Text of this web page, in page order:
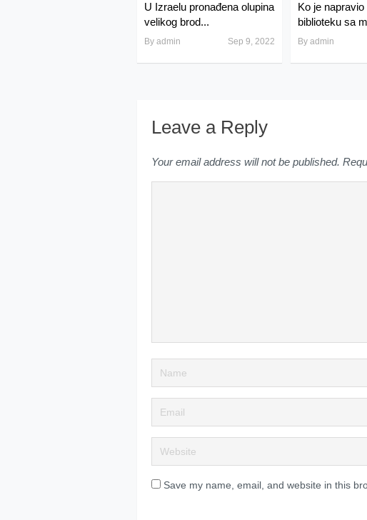
U Izraelu pronađena olupina
velikog brod...
By admin Sep 9, 2022
Ko je
biblioteku sa
By admin
Leave a Reply
Your email address will not be published.
Save my name, email, and website in this